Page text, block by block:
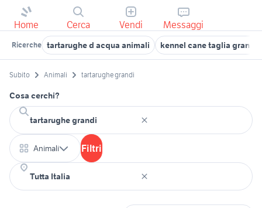
Home Cerca Vendi Messaggi
Ricerche tartarughe d acqua animali kennel cane taglia grande
Subito Animali tartarughe grandi
Cosa cerchi?
Animali Filtri